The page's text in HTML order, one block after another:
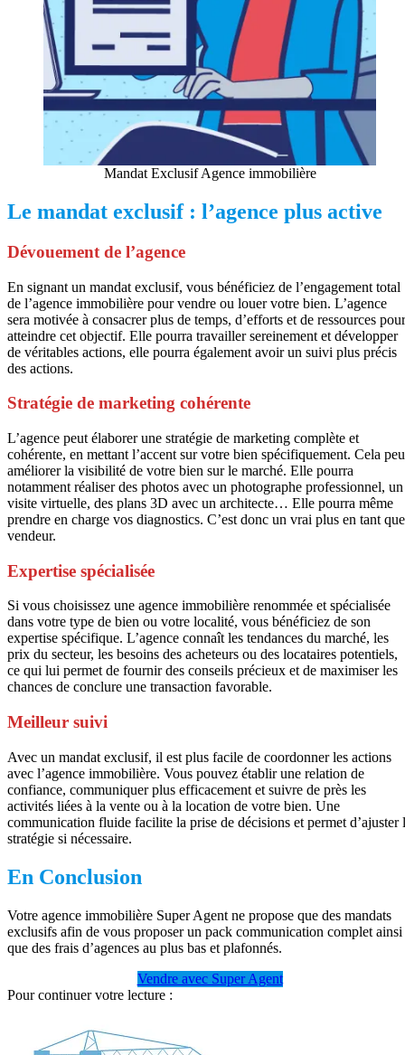
Mandat Exclusif Agence immobilière
Le mandat exclusif : l’agence plus active
Dévouement de l’agence
En signant un mandat exclusif, vous bénéficiez de l’engagement total
de l’agence immobilière pour vendre ou louer votre bien. L’agence
sera motivée à consacrer plus de temps, d’efforts et de ressources pour
atteindre cet objectif. Elle pourra travailler sereinement et développer
de véritables actions, elle pourra également avoir un suivi plus précis
des actions.
Stratégie de marketing cohérente
L’agence peut élaborer une stratégie de marketing complète et
cohérente, en mettant l’accent sur votre bien spécifiquement. Cela
améliorer la visibilité de votre bien sur le marché. Elle pourra
notamment réaliser des photos avec un photographe professionnel, un
visite virtuelle, des plans 3D avec un architecte… Elle pourra même
prendre en charge vos diagnostics. C’est donc un vrai plus en tant que
vendeur.
Expertise spécialisée
Si vous choisissez une agence immobilière renommée et spécialisée
dans votre type de bien ou votre localité, vous bénéficiez de son
expertise spécifique. L’agence connaît les tendances du marché, les
prix du secteur, les besoins des acheteurs ou des locataires potentiels,
ce qui lui permet de fournir des conseils précieux et de maximiser les
chances de conclure une transaction favorable.
Meilleur suivi
Avec un mandat exclusif, il est plus facile de coordonner les actions
avec l’agence immobilière. Vous pouvez établir une relation de
confiance, communiquer plus efficacement et suivre de près les
activités liées à la vente ou à la location de votre bien. Une
communication fluide facilite la prise de décisions et permet d’ajuster
stratégie si nécessaire.
En Conclusion
Votre agence immobilière Super Agent ne propose que des mandats
exclusifs afin de vous proposer un pack communication complet ainsi
que des frais d’agences au plus bas et plafonnés.
Vendre avec Super Agent
Pour continuer votre lecture :